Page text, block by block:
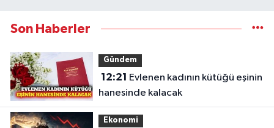
Son Haberler
Gündem
12:21
hanesinde kalacak
Ekonomi